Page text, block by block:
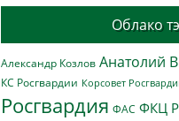
Облако
Александр Козлов Анатолий
КС Росгвардии Корсовет
Росгвардия ФАС ФКЦ